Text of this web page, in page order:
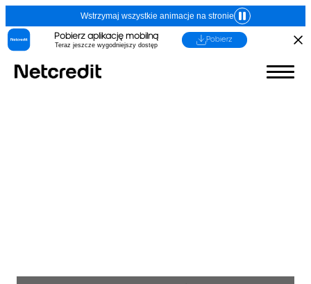
Wstrzymaj wszystkie animacje na stronie
Pobierz aplikację mobilną
Teraz jeszcze wygodniejszy dostęp
Pobierz